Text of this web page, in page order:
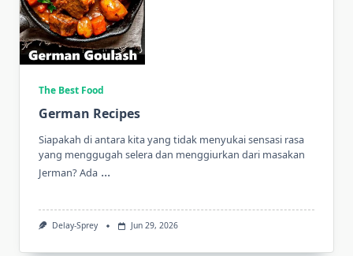
The Best Food
German Recipes
Siapakah di antara kita yang tidak menyukai sensasi rasa
yang menggugah selera dan menggiurkan dari masakan
Jerman? Ada ...
Delay-Sprey Jun 29, 2026